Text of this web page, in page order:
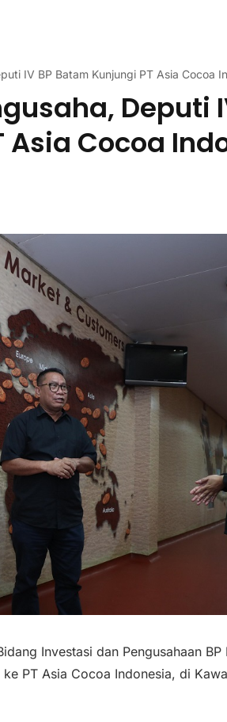
IV BP Batam Kunjungi PT Asia Cocoa
Deputi
Asia Cocoa
Investasi dan Pengusahaan BP
PT Asia Cocoa Indonesia, di